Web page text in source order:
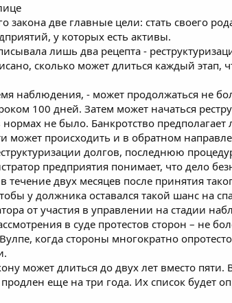
две главные цели: стать своего
у которых есть активы.
лишь два рецепта -
сколько может длиться каждый этап,
наблюдения, - может продолжаться не
100 дней. Затем может начаться
нормах не было. Банкротство
может происходить и в обратном
долгов, последнюю
предприятия понимает, что дело
течение двух месяцев после принятия
у должника оставался такой шанс на
от участия в управлении на стадии
в суде протестов сторон – не
когда стороны многократно
может длиться до двух лет вместо
еще на три года. Их список будет